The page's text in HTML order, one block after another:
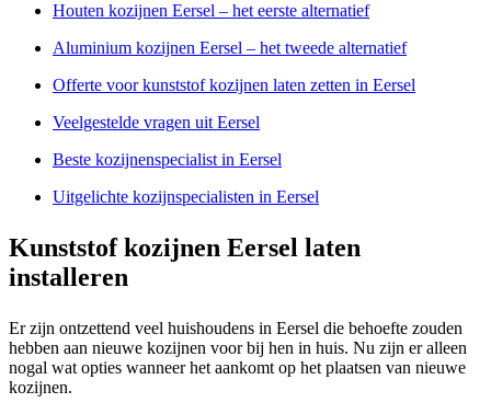
Houten kozijnen Eersel – het eerste alternatief
Aluminium kozijnen Eersel – het tweede alternatief
Offerte voor kunststof kozijnen laten zetten in Eersel
Veelgestelde vragen uit Eersel
Beste kozijnenspecialist in Eersel
Uitgelichte kozijnspecialisten in Eersel
Kunststof kozijnen Eersel laten
installeren
Er zijn ontzettend veel huishoudens in Eersel die behoefte zouden
hebben aan nieuwe kozijnen voor bij hen in huis. Nu zijn er alleen
nogal wat opties wanneer het aankomt op het plaatsen van nieuwe
kozijnen.